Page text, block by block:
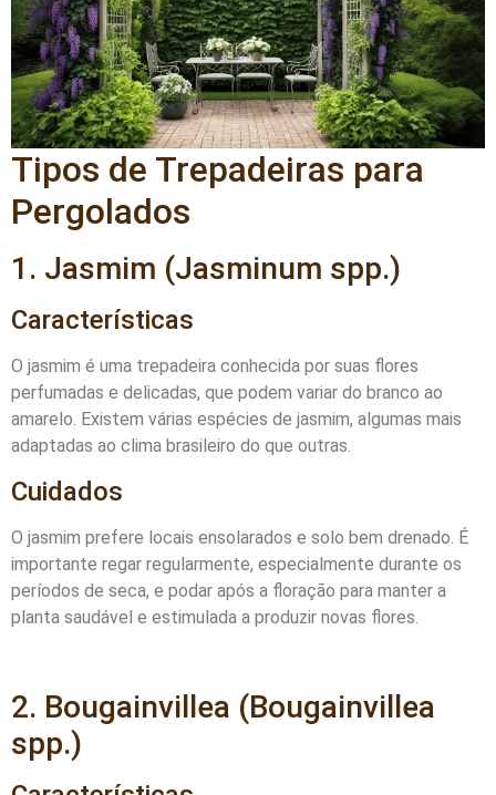
Tipos de Trepadeiras para
Pergolados
1. Jasmim (Jasminum spp.)
Características
O jasmim é uma trepadeira conhecida por suas flores
perfumadas e delicadas, que podem variar do branco ao
amarelo. Existem várias espécies de jasmim, algumas mais
adaptadas ao clima brasileiro do que outras.
Cuidados
O jasmim prefere locais ensolarados e solo bem drenado. É
importante regar regularmente, especialmente durante os
períodos de seca, e podar após a floração para manter a
planta saudável e estimulada a produzir novas flores.
2. Bougainvillea (Bougainvillea
spp.)